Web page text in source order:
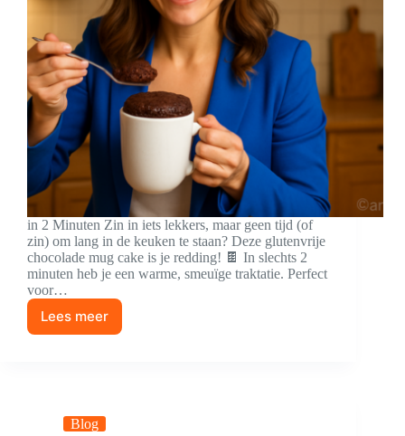
in 2 Minuten Zin in iets lekkers, maar geen tijd (of
zin) om lang in de keuken te staan? Deze glutenvrije
chocolade mug cake is je redding! 🍫 In slechts 2
minuten heb je een warme, smeuïge traktatie. Perfect
voor…
Lees meer
Glutenvrije
Blog